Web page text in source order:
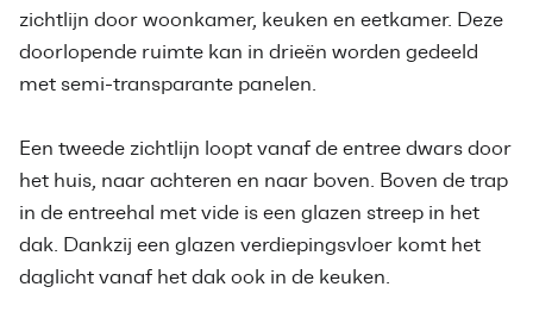
zichtlijn door woonkamer, keuken en eetkamer. Deze
doorlopende ruimte kan in drieën worden gedeeld
met semi-transparante panelen.
Een tweede zichtlijn loopt vanaf de entree dwars door
het huis, naar achteren en naar boven. Boven de trap
in de entreehal met vide is een glazen streep in het
dak. Dankzij een glazen verdiepingsvloer komt het
daglicht vanaf het dak ook in de keuken.